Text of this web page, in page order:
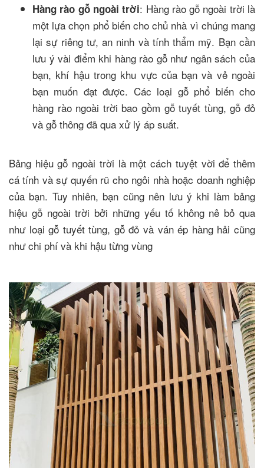
Hàng rào gỗ ngoài trời: Hàng rào gỗ ngoài trời là
một lựa chọn phổ biến cho chủ nhà vì chúng mang
lại sự riêng tư, an ninh và tính thẩm mỹ. Bạn cần
lưu ý vài điểm khi hàng rào gỗ như ngân sách của
bạn, khí hậu trong khu vực của bạn và vẻ ngoài
bạn muốn đạt được. Các loại gỗ phổ biến cho
hàng rào ngoài trời bao gồm gỗ tuyết tùng, gỗ đỏ
và gỗ thông đã qua xử lý áp suất.
Bảng hiệu gỗ ngoài trời là một cách tuyệt vời để thêm
cá tính và sự quyến rũ cho ngôi nhà hoặc doanh nghiệp
của bạn. Tuy nhiên, bạn cũng nên lưu ý khi làm bảng
hiệu gỗ ngoài trời bởi những yếu tố không nê bỏ qua
như loại gỗ tuyết tùng, gỗ đỏ và ván ép hàng hải cũng
như chi phí và khi hậu từng vùng